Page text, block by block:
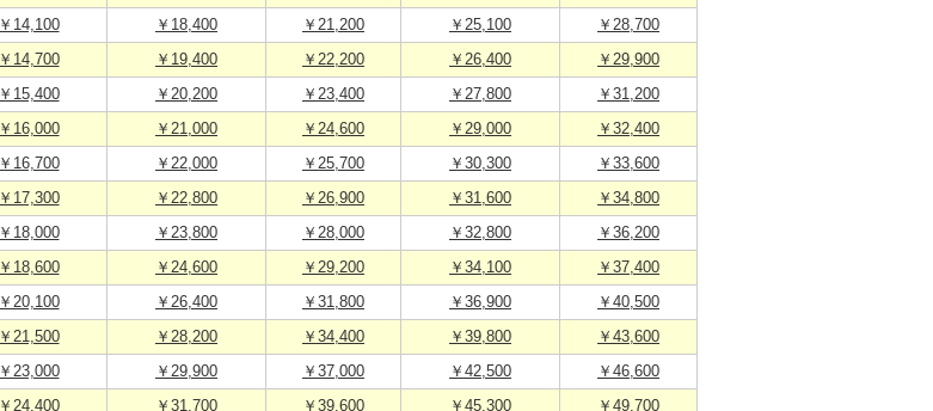
￥14,100 ￥18,400 ￥21,200 ￥25,100 ￥28,700
￥14,700 ￥19,400 ￥22,200 ￥26,400 ￥29,900
￥15,400 ￥20,200 ￥23,400 ￥27,800 ￥31,200
￥16,000 ￥21,000 ￥24,600 ￥29,000 ￥32,400
￥16,700 ￥22,000 ￥25,700 ￥30,300 ￥33,600
￥17,300 ￥22,800 ￥26,900 ￥31,600 ￥34,800
￥18,000 ￥23,800 ￥28,000 ￥32,800 ￥36,200
￥18,600 ￥24,600 ￥29,200 ￥34,100 ￥37,400
￥20,100 ￥26,400 ￥31,800 ￥36,900 ￥40,500
￥21,500 ￥28,200 ￥34,400 ￥39,800 ￥43,600
￥23,000 ￥29,900 ￥37,000 ￥42,500 ￥46,600
￥24,400 ￥31,700 ￥39,600 ￥45,300 ￥49,700